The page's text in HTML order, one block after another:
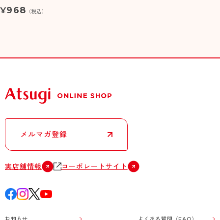
¥968 （税込）
メルマガ登録
実店舗情報 コーポレートサイト